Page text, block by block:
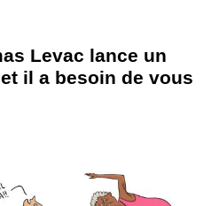
Levac lance un
il a besoin de vous